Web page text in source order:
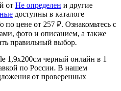
от Не определен и другие
доступны в каталоге
по цене от 257 ₽. Ознакомьтесь с
фото и описанием, а также
правильный выбор.
1,9x200см черный онлайн в 1
по России. В нашем
от проверенных